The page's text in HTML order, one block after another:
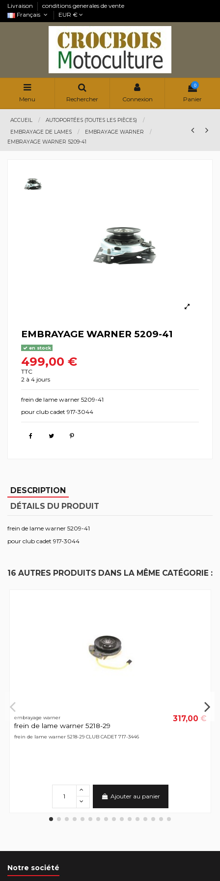
Livraison
conditions generales de vente
Français
EUR €
Menu Rechercher Connexion
0
Panier
ACCUEIL
AUTOPORTÉES (TOUTES LES PIÈCES)
EMBRAYAGE DE LAMES
EMBRAYAGE WARNER
EMBRAYAGE WARNER 5209-41
EMBRAYAGE WARNER 5209-41
en stock
499,00 €
TTC
2 à 4 jours
frein de lame warner 5209-41
pour club cadet 917-3044
DESCRIPTION
DÉTAILS DU PRODUIT
frein de lame warner 5209-41
pour club cadet 917-3044
16 AUTRES PRODUITS DANS LA MÊME CATÉGORIE :
embrayage warner
frein de lame warner 5218-29
317,00 €
frein de lame warner 5218-29 CLUB CADET 717-3446
Ajouter au panier
Notre société